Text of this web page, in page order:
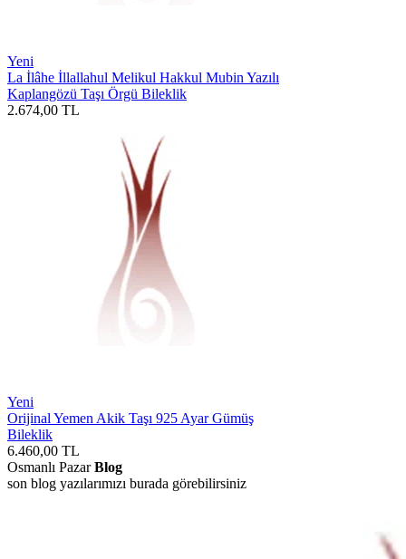
Yeni
La İlâhe İllallahul Melikul Hakkul Mubin Yazılı
Kaplangözü Taşı Örgü Bileklik
2.674,00 TL
Yeni
Orijinal Yemen Akik Taşı 925 Ayar Gümüş
Bileklik
6.460,00 TL
Osmanlı PazarBlog
son blog yazılarımızı burada görebilirsiniz